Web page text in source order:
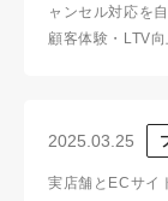
ャンセル対応を
顧客体験・LTV
2025.03.25
実店舗とECサイ